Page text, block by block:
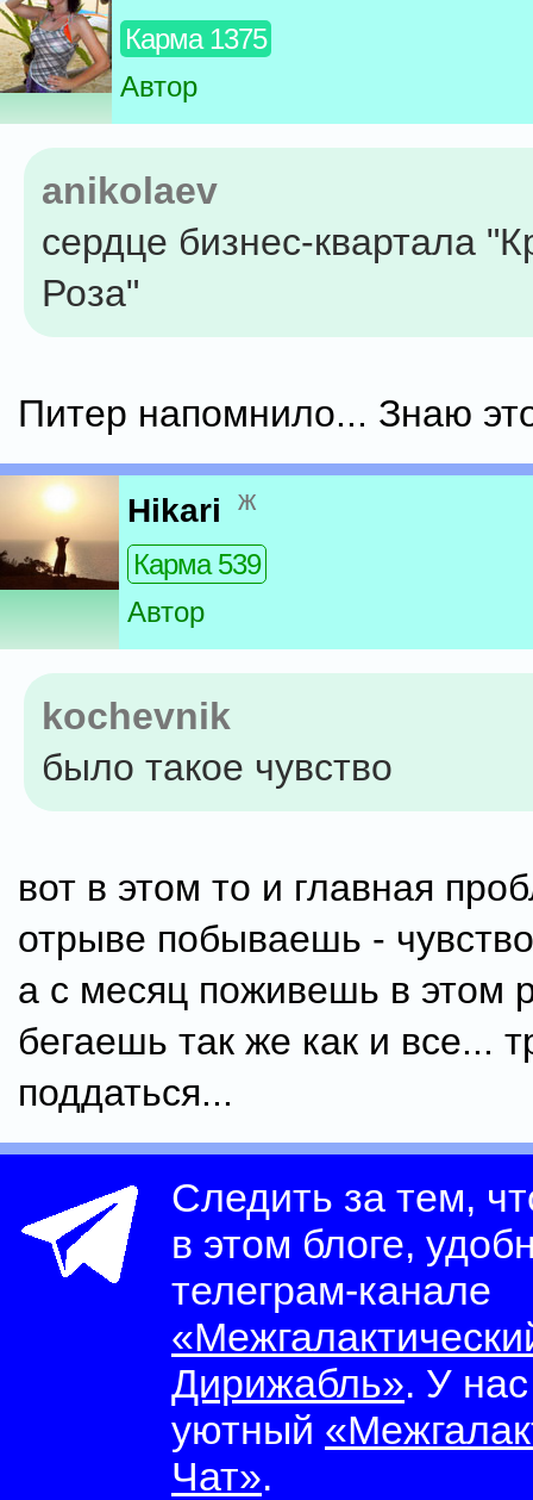
Карма 1375
Автор
anikolaev
сердце бизнес-квартала
Роза"
Питер напомнило... Знаю
Hikari ж
Карма 539
Автор
kochevnik
было такое чувство
вот в этом то и главная
отрыве побываешь -
а с месяц поживешь в этом
бегаешь так же как и все...
поддаться...
Следить за тем,
в этом блоге,
телеграм-канале
Дирижабль». У
уютный
Чат».